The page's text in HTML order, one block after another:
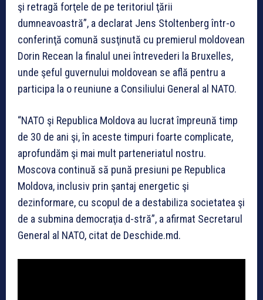
şi retragă forţele de pe teritoriul ţării
dumneavoastră”, a declarat Jens Stoltenberg într-o
conferinţă comună susţinută cu premierul moldovean
Dorin Recean la finalul unei întrevederi la Bruxelles,
unde şeful guvernului moldovean se află pentru a
participa la o reuniune a Consiliului General al NATO.
“NATO şi Republica Moldova au lucrat împreună timp
de 30 de ani şi, în aceste timpuri foarte complicate,
aprofundăm şi mai mult parteneriatul nostru.
Moscova continuă să pună presiuni pe Republica
Moldova, inclusiv prin şantaj energetic şi
dezinformare, cu scopul de a destabiliza societatea şi
de a submina democraţia d-stră”, a afirmat Secretarul
General al NATO, citat de Deschide.md.